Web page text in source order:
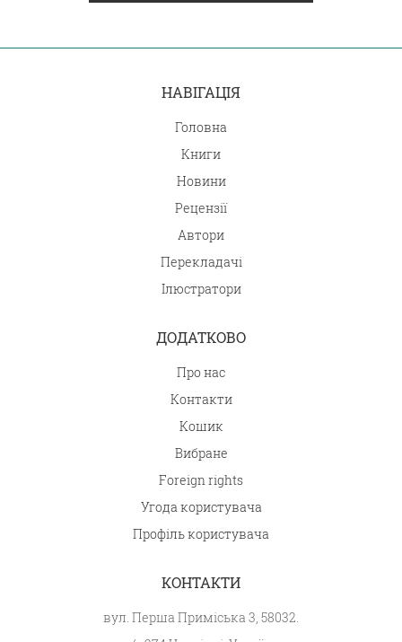
НАВІГАЦІЯ
Головна
Книги
Новини
Рецензії
Автори
Перекладачі
Ілюстратори
ДОДАТКОВО
Про нас
Контакти
Кошик
Вибране
Foreign rights
Угода користувача
Профіль користувача
КОНТАКТИ
вул. Перша Приміська 3, 58032.